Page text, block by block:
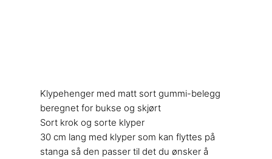
Klypehenger med matt sort gummi-belegg
beregnet for bukse og skjørt
Sort krok og sorte klyper
30 cm lang med klyper som kan flyttes på
stanga så den passer til det du ønsker å